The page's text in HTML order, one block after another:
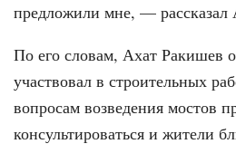
предложили мне, — рассказал
По его словам, Ахат Ракишев
участвовал в строительных
вопросам возведения мостов
консультироваться и жители